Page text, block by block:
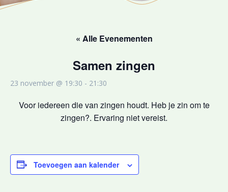
« Alle Evenementen
Samen zingen
23 november @ 19:30 - 21:30
Voor iedereen die van zingen houdt. Heb je zin om te
zingen?. Ervaring niet vereist.
Toevoegen aan kalender